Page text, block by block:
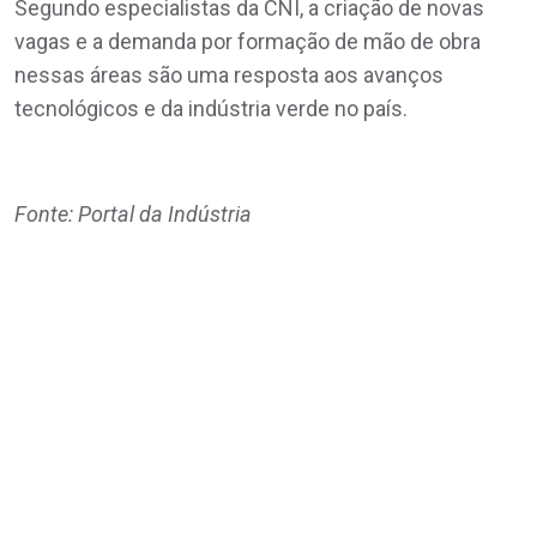
Segundo especialistas da CNI, a criação de novas
vagas e a demanda por formação de mão de obra
nessas áreas são uma resposta aos avanços
tecnológicos e da indústria verde no país.
Fonte: Portal da Indústria